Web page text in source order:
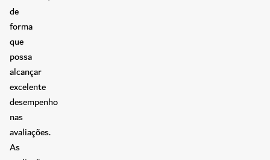
de
forma
que
possa
alcançar
excelente
desempenho
nas
avaliações.
As